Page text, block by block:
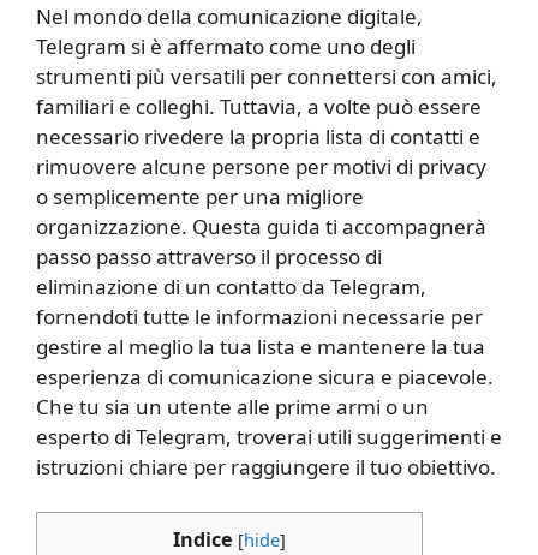
Nel mondo della comunicazione digitale,
Telegram si è affermato come uno degli
strumenti più versatili per connettersi con amici,
familiari e colleghi. Tuttavia, a volte può essere
necessario rivedere la propria lista di contatti e
rimuovere alcune persone per motivi di privacy
o semplicemente per una migliore
organizzazione. Questa guida ti accompagnerà
passo passo attraverso il processo di
eliminazione di un contatto da Telegram,
fornendoti tutte le informazioni necessarie per
gestire al meglio la tua lista e mantenere la tua
esperienza di comunicazione sicura e piacevole.
Che tu sia un utente alle prime armi o un
esperto di Telegram, troverai utili suggerimenti e
istruzioni chiare per raggiungere il tuo obiettivo.
Indice [hide]